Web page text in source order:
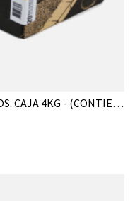
BARF DIETA DE POLLO PARA PERROS. CAJA 4KG - (CONTIENE 20 UNIDADES DE 200G)